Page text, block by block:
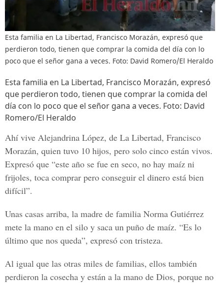
Esta familia en La Libertad, Francisco Morazán, expresó que
perdieron todo, tienen que comprar la comida del día con lo
poco que el señor gana a veces. Foto: David Romero/El Heraldo
Esta familia en La Libertad, Francisco Morazán, expresó
que perdieron todo, tienen que comprar la comida del
día con lo poco que el señor gana a veces. Foto: David
Romero/El Heraldo
Ahí vive Alejandrina López, de La Libertad, Francisco
Morazán, quien tuvo 10 hijos, pero solo cinco están vivos.
Expresó que “este año se fue en seco, no hay maíz ni
frijoles, toca comprar pero conseguir el dinero está bien
difícil”.
Unas casas arriba, la madre de familia Norma Gutiérrez
mete la mano en el silo y saca un puño de maíz. “Es lo
último que nos queda”, expresó con tristeza.
Al igual que las otras miles de familias, ellos también
perdieron la cosecha y están a la mano de Dios, porque no